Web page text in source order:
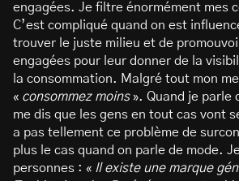
engagées. Je filtre énormément mes
C’est compliqué quand on est
trouver le juste milieu et de
engagées pour leur donner de la
la consommation. Malgré tout mon
« consommez moins». Quand je parle
me dis que les gens en tout cas vont
a pas tellement ce problème de
plus le cas quand on parle de mode.
personnes : « Il existe une marque